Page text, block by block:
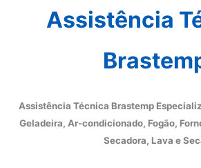
Assistência
Assistência Técnica Brastemp
Geladeira, Ar-condicionado, Fogão,
Secadora, Lava e